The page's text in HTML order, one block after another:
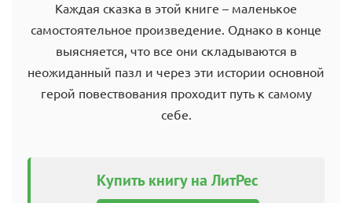
Каждая сказка в этой книге – маленькое
самостоятельное произведение. Однако в конце
выясняется, что все они складываются в
неожиданный пазл и через эти истории основной
герой повествования проходит путь к самому
себе.
Купить книгу на ЛитРес